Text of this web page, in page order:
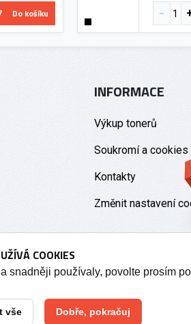
Do košíku
INFORMACE
Výkup tonerů
Soukromí a cookies
Kontakty
Změnit nastavení
COOKIES
snadněji používaly, povolte prosím
vše Dobře, pokračuj